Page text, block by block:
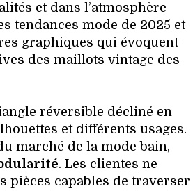
et dans l’atmosphère
tendances mode de 2025 et
graphiques qui évoquent
des maillots vintage des
réversible décliné en
et différents usages.
marché de la mode bain,
. Les clientes ne
pièces capables de traverser